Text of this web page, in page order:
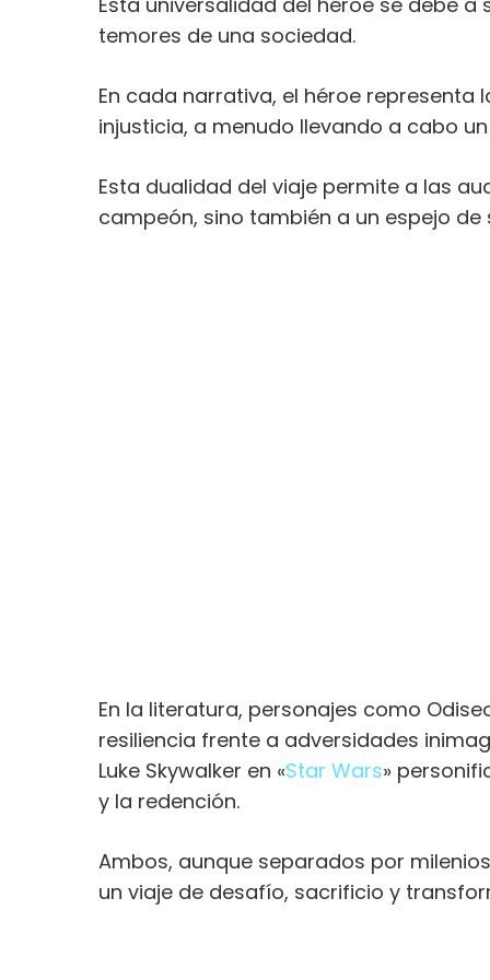
temores de una sociedad.
En cada narrativa, el héroe representa
injusticia, a menudo llevando a cabo
Esta dualidad del viaje permite a las
campeón, sino también a un espejo
En la literatura, personajes como
resiliencia frente a adversidades
Luke Skywalker en «Star Wars»
y la redención.
Ambos, aunque separados por
un viaje de desafío, sacrificio y